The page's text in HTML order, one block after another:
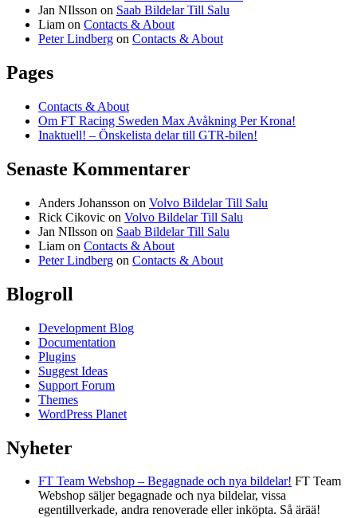
Jan NIlsson on Saab Bildelar Till Salu
Liam on Contacts & About
Peter Lindberg on Contacts & About
Pages
Contacts & About
Om FT Racing Sweden Max Avåkning Per Krona!
Inaktuell! – Önskelista delar till GTR-bilen!
Senaste Kommentarer
Anders Johansson on Volvo Bildelar Till Salu
Rick Cikovic on Volvo Bildelar Till Salu
Jan NIlsson on Saab Bildelar Till Salu
Liam on Contacts & About
Peter Lindberg on Contacts & About
Blogroll
Development Blog
Documentation
Plugins
Suggest Ideas
Support Forum
Themes
WordPress Planet
Nyheter
FT Team Webshop – Begagnade och nya bildelar! FT Team
Webshop säljer begagnade och nya bildelar, vissa
egentillverkade, andra renoverade eller inköpta. Så ärää!